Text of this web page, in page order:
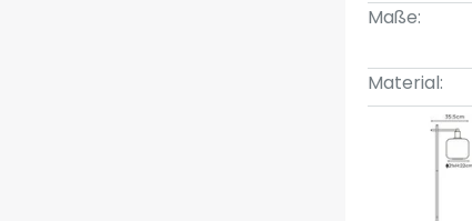
Maße:
Material: